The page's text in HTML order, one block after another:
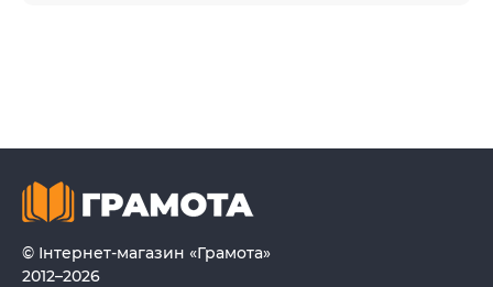
© Інтернет-магазин «Грамота»
2012–2026